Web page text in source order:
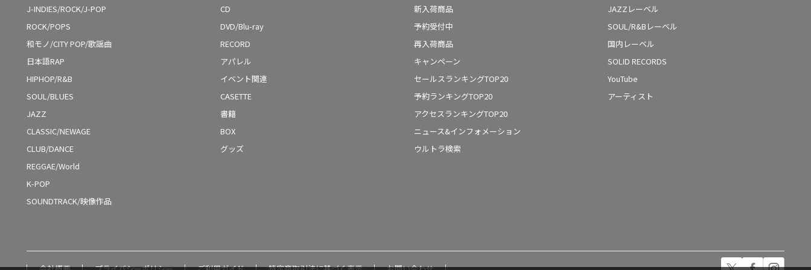
J-INDIES/ROCK/J-POP
ROCK/POPS
和モノ/CITY POP/歌謡曲
日本語RAP
HIPHOP/R&B
SOUL/BLUES
JAZZ
CLASSIC/NEWAGE
CLUB/DANCE
REGGAE/World
K-POP
SOUNDTRACK/映像作品
CD
DVD/Blu-ray
RECORD
アパレル
イベント関連
CASETTE
書籍
BOX
グッズ
新入荷商品
予約受付中
再入荷商品
キャンペーン
セールスランキングTOP20
予約ランキングTOP20
アクセスランキングTOP20
ニュース&インフォメーション
ウルトラ検索
JAZZレーベル
SOUL/R&Bレーベル
国内レーベル
SOLID RECORDS
YouTube
アーティスト